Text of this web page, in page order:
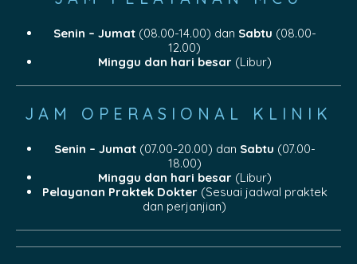
Senin – Jumat(08.00-14.00) dan Sabtu (08.00-
12.00)
Minggu dan hari besar(Libur)
JAM OPERASIONAL KLINIK
Senin – Jumat(07.00-20.00) dan Sabtu (07.00-
18.00)
Minggu dan hari besar(Libur)
Pelayanan Praktek Dokter(Sesuai jadwal praktek
dan perjanjian)